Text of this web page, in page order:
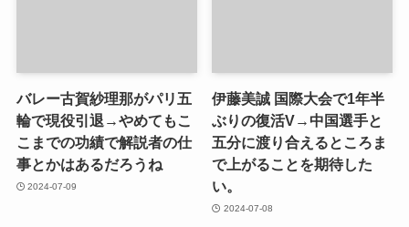
バレー古賀紗理那がパリ五
輪で現役引退→やめてもこ
こまでの功績で解説者の仕
事とかはあるだろうね
2024-07-09
伊藤美誠 国際大会で1年半
ぶりの復活V→中国選手と
五分に渡り合えるところま
で上がることを期待した
い。
2024-07-08